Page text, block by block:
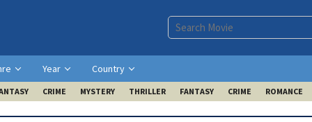
Year Country
CRIME MYSTERY THRILLER FANTASY CRIME ROMANCE